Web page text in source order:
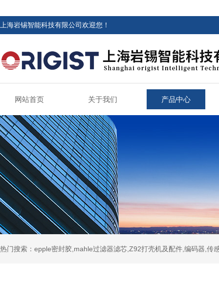
上海岩锡智能科技有限公司欢迎您！
网站首页 关于我们 产品中心
热门搜索：epple密封胶,mahle过滤器滤芯,Z92打壳机及配件,编码器,传